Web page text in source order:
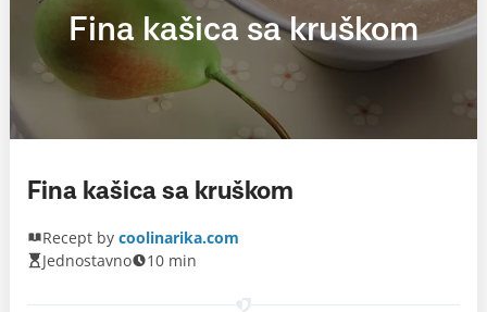
Fina kašica sa kruškom
Fina kašica sa kruškom
Recept by coolinarika.com
Jednostavno
10 min